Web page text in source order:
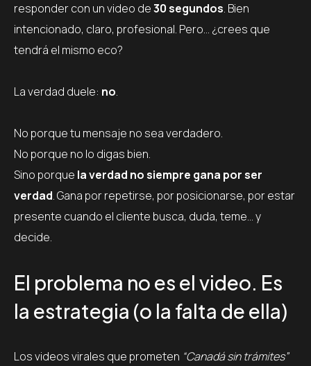
responder con un video de30 segundos. Bien
intencionado, claro, profesional. Pero… ¿crees que
tendrá el mismo eco?
La verdad duele: no.
No porque tu mensaje no sea verdadero.
No porque no lo digas bien.
Sino porque la verdad no siempre gana por ser
verdad. Gana por repetirse, por posicionarse, por estar
presente cuando el cliente busca, duda, teme… y
decide.
El problema no es el video. Es
la estrategia (o la falta de ella)
Los videos virales que prometen “Canadá sin trámites”